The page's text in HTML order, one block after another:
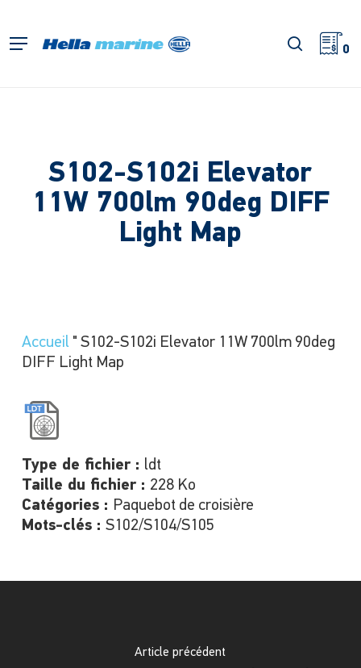
l'accueil
Menu 0
S102-S102i Elevator
11W 700lm 90deg DIFF
Light Map
Accueil" S102-S102i Elevator 11W 700lm 90deg
DIFF Light Map
Type de fichier : ldt
Taille du fichier : 228 Ko
Catégories : Paquebot de croisière
Mots-clés : S102/S104/S105
Article précédent